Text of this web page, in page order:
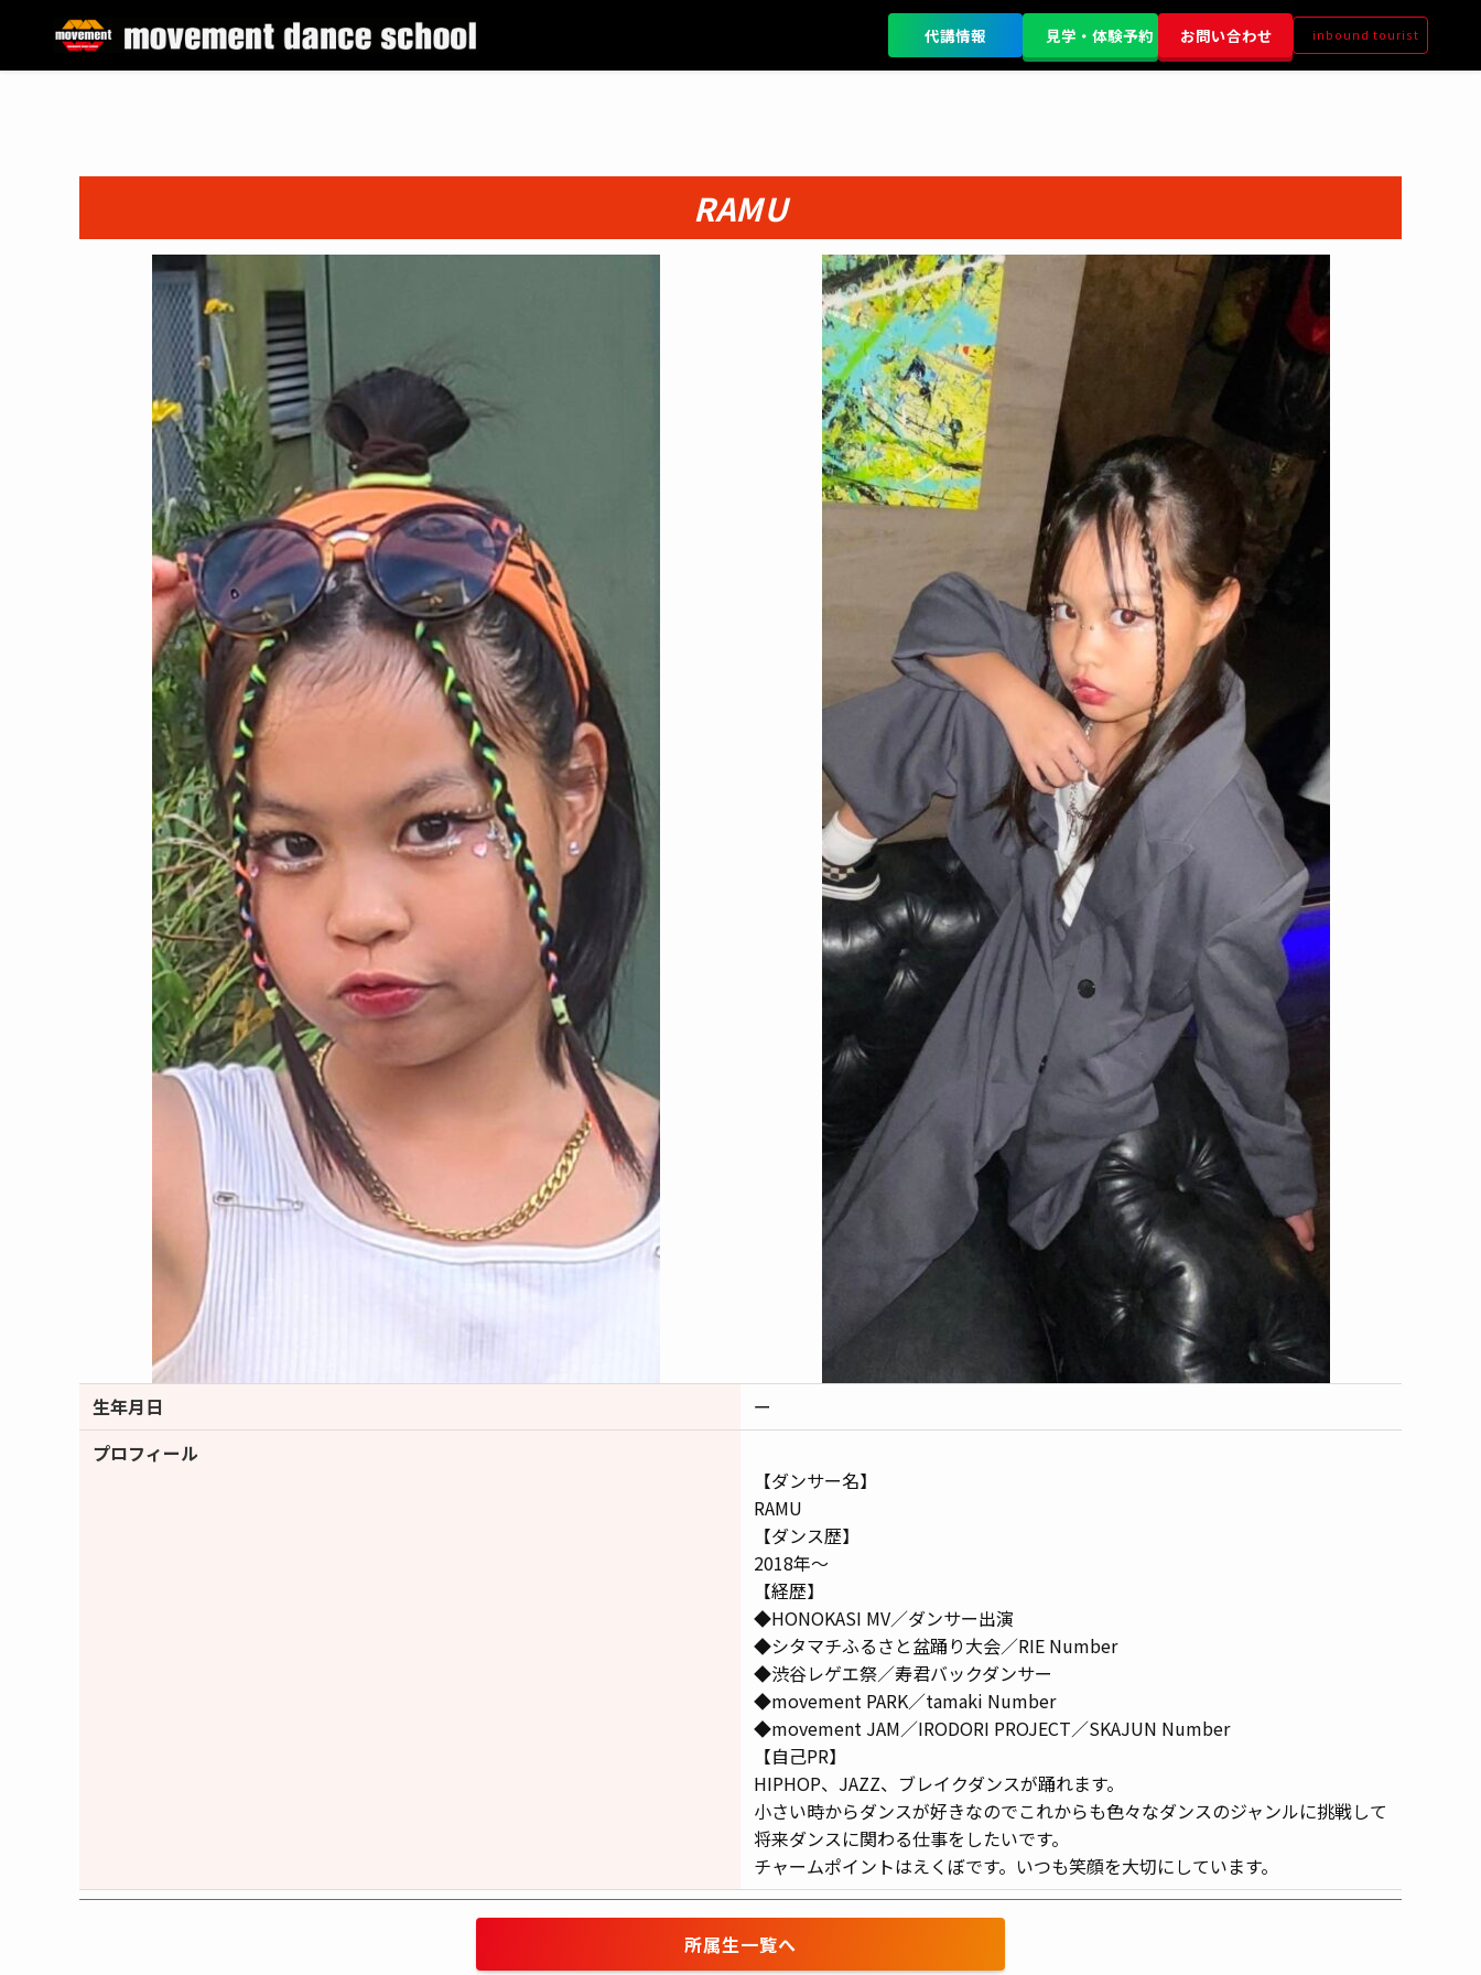
代講情報 見学・体験予約 お問い合わせ inbound tourist
RAMU
生年月日
ー
プロフィール
【ダンサー名】
RAMU
【ダンス歴】
2018年〜
【経歴】
◆HONOKASI MV／ダンサー出演
◆シタマチふるさと盆踊り大会／RIE Number
◆渋谷レゲエ祭／寿君バックダンサー
◆movement PARK／tamaki Number
◆movement JAM／IRODORI PROJECT／SKAJUN Number
【自己PR】
HIPHOP、JAZZ、ブレイクダンスが踊れます。
小さい時からダンスが好きなのでこれからも色々なダンスのジャンルに挑戦して
将来ダンスに関わる仕事をしたいです。
チャームポイントはえくぼです。いつも笑顔を大切にしています。
所属生一覧へ